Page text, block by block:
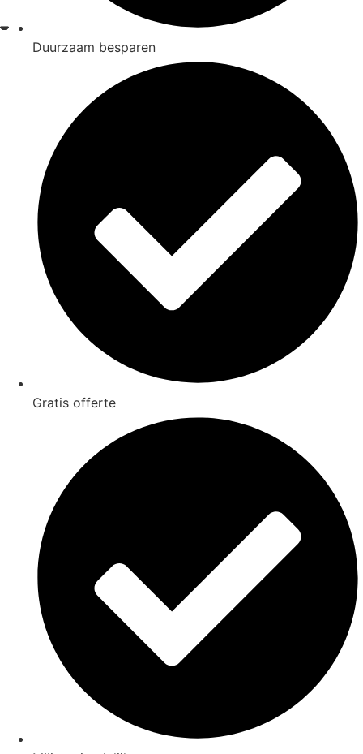
Duurzaam besparen
Gratis offerte